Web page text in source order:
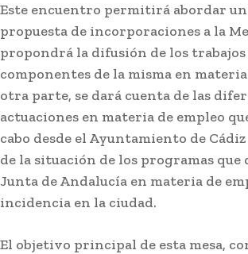
Carnaval
Selu García Cossío
Teatro Pemán con
Cádi’
Lo más leído
Este encuentro permitirá abordar
propuesta de incorporaciones a la
propondrá la difusión de los trabajos
componentes de la misma en
otra parte, se dará cuenta de las
actuaciones en materia de empleo
cabo desde el Ayuntamiento de
de la situación de los programas que
Junta de Andalucía en materia de
incidencia en la ciudad.
El objetivo principal de esta mesa,